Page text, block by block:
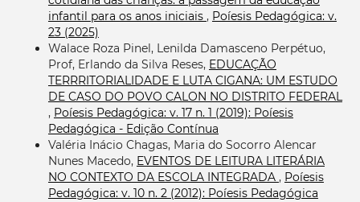
infantil para os anos iniciais , Poíesis Pedagógica: v.
23 (2025)
Walace Roza Pinel, Lenilda Damasceno Perpétuo,
Prof, Erlando da Silva Reses, EDUCAÇÃO
TERRRITORIALIDADE E LUTA CIGANA: UM ESTUDO
DE CASO DO POVO CALON NO DISTRITO FEDERAL
, Poíesis Pedagógica: v. 17 n. 1 (2019): Poíesis
Pedagógica - Edição Contínua
Valéria Inácio Chagas, Maria do Socorro Alencar
Nunes Macedo, EVENTOS DE LEITURA LITERÁRIA
NO CONTEXTO DA ESCOLA INTEGRADA , Poíesis
Pedagógica: v. 10 n. 2 (2012): Poíesis Pedagógica